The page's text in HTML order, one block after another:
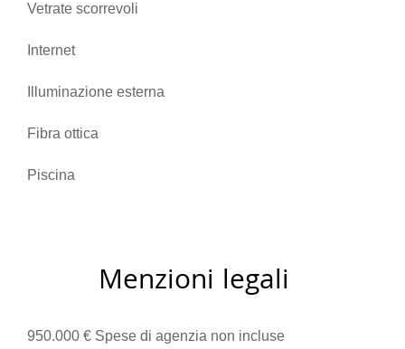
Vetrate scorrevoli
Internet
Illuminazione esterna
Fibra ottica
Piscina
Menzioni legali
950.000 € Spese di agenzia non incluse